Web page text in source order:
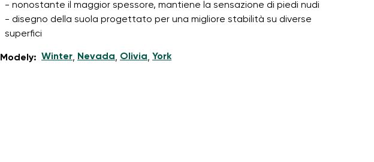
- nonostante il maggior spessore, mantiene la sensazione di piedi nudi
- disegno della suola progettato per una migliore stabilità su diverse
superfici
Modely: Winter, Nevada, Olivia, York